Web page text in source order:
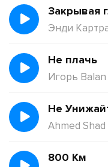
Закрывая
Энди
Не плачь
Игорь Balan
Не
Ahmed Shad
800 Км